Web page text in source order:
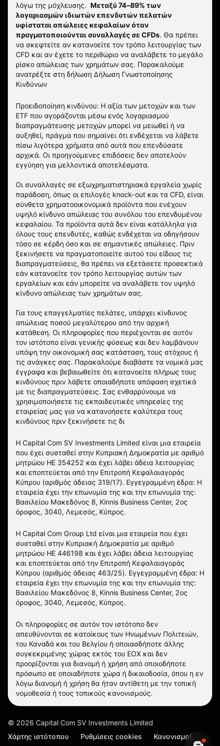
λόγω της μόχλευσης. Μεταξύ 74–89% των
λογαριασμών ιδιωτών επενδυτών πελατών
υφίσταται απώλειες κεφαλαίων όταν
πραγματοποιούνται συναλλαγές σε CFDs. Θα πρέπει
να σκεφτείτε αν κατανοείτε τον τρόπο λειτουργίας των
CFD και αν έχετε το περιθώριο να αναλάβετε το μεγάλο
ρίσκο απώλειας των χρημάτων σας. Παρακαλούμε
ανατρέξτε στη δήλωση Δήλωση Γνωστοποίησης
Κινδύνων
Προειδοποίηση κινδύνου: Η αξία των μετοχών και των
ETF που αγοράζονται μέσω ενός λογαριασμού
διαπραγμάτευσης μετοχών μπορεί να μειωθεί ή να
αυξηθεί, πράγμα που σημαίνει ότι ενδέχεται να λάβετε
πίσω λιγότερα χρήματα από αυτά που επενδύσατε
αρχικά. Οι προηγούμενες επιδόσεις δεν αποτελούν
εγγύηση για μελλοντικά αποτελέσματα.
Οι συναλλαγές σε εξωχρηματιστηριακά εργαλεία χωρίς
παράδοση, όπως οι επιλογές knock-out και τα CFD, είναι
σύνθετα χρηματοοικονομικά προϊόντα που ενέχουν
υψηλό κίνδυνο απώλειας του συνόλου του επενδυμένου
κεφαλαίου. Τα προϊόντα αυτά δεν είναι κατάλληλα για
όλους τους επενδυτές, καθώς ενδέχεται να οδηγήσουν
τόσο σε κέρδη όσο και σε σημαντικές απώλειες. Πριν
ξεκινήσετε να πραγματοποιείτε αυτού του είδους τις
διαπραγματεύσεις, θα πρέπει να εξετάσετε προσεκτικά
εάν κατανοείτε τον τρόπο λειτουργίας αυτών των
εργαλείων και εάν μπορείτε να αναλάβετε τον υψηλό
κίνδυνο απώλειας των χρημάτων σας.
Για τους επαγγελματίες πελάτες, υπάρχει κίνδυνος
απώλειας ποσού μεγαλύτερου από την αρχική
κατάθεση. Οι πληροφορίες που περιέχονται σε αυτόν
τον ιστότοπο είναι γενικής φύσεως και δεν λαμβάνουν
υπόψη την οικονομική σας κατάσταση, τους στόχους ή
τις ανάγκες σας. Παρακαλούμε διαβάστε τα νομικά μας
έγγραφα και βεβαιωθείτε ότι κατανοείτε πλήρως τους
κινδύνους πριν λάβετε οποιαδήποτε απόφαση σχετικά
με τις διαπραγματεύσεις. Σας ενθαρρύνουμε να
χρησιμοποιήσετε τις εκπαιδευτικές υπηρεσίες της
εταιρείας μας για να κατανοήσετε καλύτερα τους
κινδύνους πριν ξεκινήσετε τις δι
Η Capital Com SV Investments Limited είναι μια εταιρεία
που έχει συσταθεί στην Κυπριακή Δημοκρατία με αριθμό
μητρώου HE 354252 και έχει λάβει άδεια λειτουργίας
και εποπτεύεται από την Επιτροπή Κεφαλαιαγοράς
Κύπρου (αριθμός άδειας 319/17). Εγγεγραμμένη έδρα: Η
εταιρεία έχει την επωνυμία της και την επωνυμία της:
Βασιλείου Μακεδόνος 8, Kinnis Business Center, 2ος
όροφος, 3040, Λεμεσός, Κύπρος.
Η Capital Com Group Ltd είναι μια εταιρεία που έχει
συσταθεί στην Κυπριακή Δημοκρατία με αριθμό
μητρώου ΗΕ 446198 και έχει λάβει άδεια λειτουργίας
και εποπτεύεται από την Επιτροπή Κεφαλαιαγοράς
Κύπρου (αριθμός άδειας 463/25). Εγγεγραμμένη έδρα: Η
εταιρεία έχει την επωνυμία της και την επωνυμία της:
Βασιλείου Μακεδόνος 8, Kinnis Business Center, 2ος
όροφος, 3040, Λεμεσός, Κύπρος.
Οι πληροφορίες σε αυτόν τον ιστότοπο δεν
απευθύνονται σε κατοίκους των Ηνωμένων Πολιτειών,
του Καναδά και του Βελγίου ή οποιασδήποτε άλλης
συγκεκριμένης χώρας εκτός του ΕΟΧ και δεν
προορίζονται για διανομή ή χρήση από οποιοδήποτε
πρόσωπο σε οποιαδήποτε χώρα ή δικαιοδοσία, όπου η εν
λόγω διανομή ή χρήση θα ήταν αντίθετη με την τοπική
νομοθεσία ή τους τοπικούς κανονισμούς.
© 2026 Capital Com SV Investments Limited
Χάρτης ιστότοπου
Ρυθμίσεις cookies Κανονισμοί